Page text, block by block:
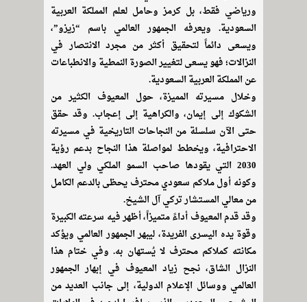
ورياضي فقط، بل كرمز وحامل لعلم المملكة العربية
السعودية. ويعرفه الجمهور العالمي باسم “زيزو”،
ويسعى دائماً لتحقيق أكثر من مجرد الانتصار في
النزالات؛ فهو يسعى لتغيير الصورة النمطية والانطباعات
عن المملكة العربية السعودية.
وخلال مسيرته المميزة، حول المعيوف الكثير من
الشكوك إلى إيمان، والكراهية إلى إعجاب. وقد حقق
حتى الآن سلسلة من النجاحات التاريخية في مسيرته
الاحترافية، ويخطط لمواصلة هذا النجاح بدعم رؤية
2030 التي يقودها صاحب السمو الملكي ولي العهد.
وكونه أول ملاكم سعودي محترف يحظى بالدعم الكامل
من معالي المستشار تركي آل الشيخ.
وقد قدم المعيوف أداءً متميزاً، أظهر فيه سرعته الكبيرة
وقوة يده اليسرى الفريدة، ليبهر الجمهور العالمي ويؤكد
مكانته كملاكم محترف لا يُستهان به. وفي ختام هذا
النزال الشاق، نجح زياد المعيوف في إبهار الجمهور
العالمي ووسائل الإعلام الدولية، إلى جانب العديد من